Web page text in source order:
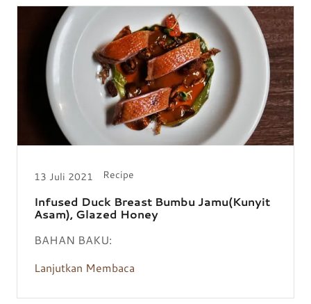
13 Juli 2021 Recipe
Infused Duck Breast Bumbu Jamu(Kunyit
Asam), Glazed Honey
BAHAN BAKU:
Lanjutkan Membaca